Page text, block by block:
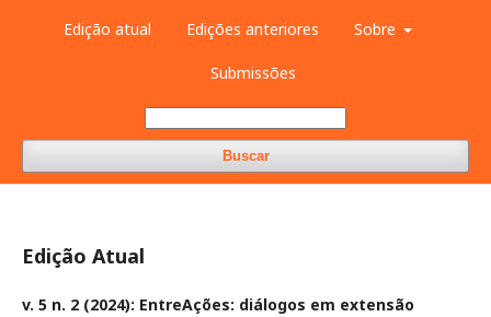
Edição atual Edições anteriores Sobre
Submissões
Buscar
Edição Atual
v. 5 n. 2 (2024): EntreAções: diálogos em extensão